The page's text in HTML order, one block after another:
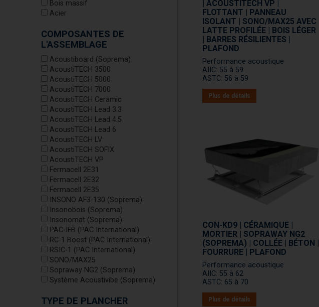
Bois massif
Acier
COMPOSANTES DE
L'ASSEMBLAGE
Acoustiboard (Soprema)
AcoustiTECH 3500
AcoustiTECH 5000
AcoustiTECH 7000
AcoustiTECH Ceramic
AcoustiTECH Lead 3.3
AcoustiTECH Lead 4.5
AcoustiTECH Lead 6
AcoustiTECH LV
AcoustiTECH SOFIX
AcoustiTECH VP
Fermacell 2E31
Fermacell 2E32
Fermacell 2E35
INSONO AF3-130 (Soprema)
Insonobois (Soprema)
Insonomat (Soprema)
PAC-IFB (PAC International)
RC-1 Boost (PAC International)
RSIC-1 (PAC International)
SONO/MAX25
Sopraway NG2 (Soprema)
Système Acoustivibe (Soprema)
TYPE DE PLANCHER
| ACOUSTITECH VP |
FLOTTANT | PANNEAU
ISOLANT | SONO/MAX25 AVEC
LATTE PROFILÉE | BOIS LÉGER
| BARRES RÉSILIENTES |
PLAFOND
Performance acoustique
AIIC: 55 à 59
ASTC: 56 à 59
Plus de détails
CON-KD9 | CÉRAMIQUE |
MORTIER | SOPRAWAY NG2
(SOPREMA) | COLLÉE | BÉTON |
FOURRURE | PLAFOND
Performance acoustique
AIIC: 55 à 62
ASTC: 65 à 70
Plus de détails